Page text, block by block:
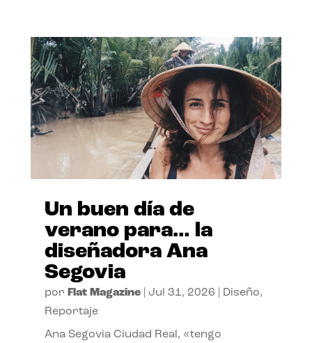
Un buen día de
verano para… la
diseñadora Ana
Segovia
por Flat Magazine| Jul 31, 2026 Diseño,
Reportaje
Ana Segovia Ciudad Real, «tengo